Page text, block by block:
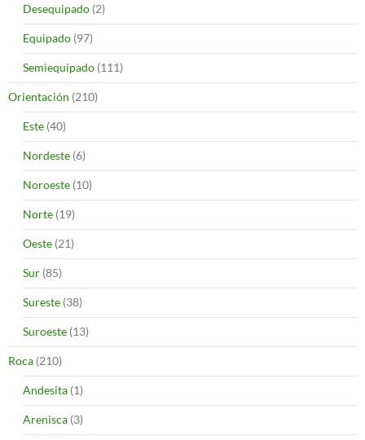
Desequipado (2)
Equipado (97)
Semiequipado (111)
Orientación (210)
Este (40)
Nordeste (6)
Noroeste (10)
Norte (19)
Oeste (21)
Sur (85)
Sureste (38)
Suroeste (13)
Roca (210)
Andesita (1)
Arenisca (3)